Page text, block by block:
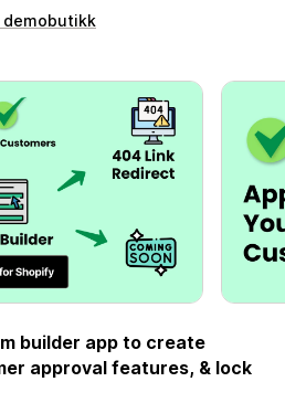
demobutikk
builder app to create
approval features, & lock